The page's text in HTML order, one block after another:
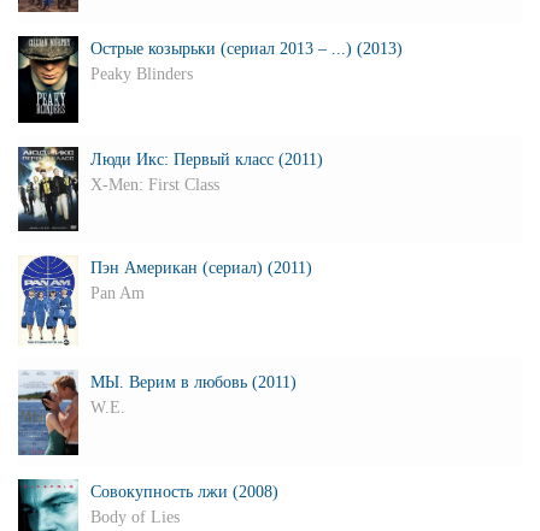
Острые козырьки (сериал 2013 – ...) (2013)
Peaky Blinders
Люди Икс: Первый класс (2011)
X-Men: First Class
Пэн Американ (сериал) (2011)
Pan Am
МЫ. Верим в любовь (2011)
W.E.
Совокупность лжи (2008)
Body of Lies